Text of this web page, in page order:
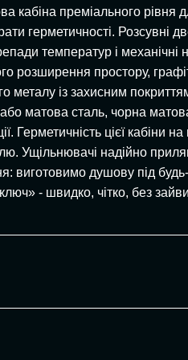
кабіна преміального рівня
герметичності. Розсувні
температур і
розширення простору,
металу із захисним
матова сталь, чорна
Герметичність цієї
Ущільнювачі надійно
виготовимо душову під будь-
- швидко, чітко, без